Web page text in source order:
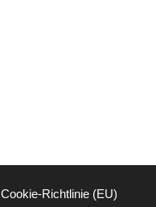
Cookie-Richtlinie (EU)